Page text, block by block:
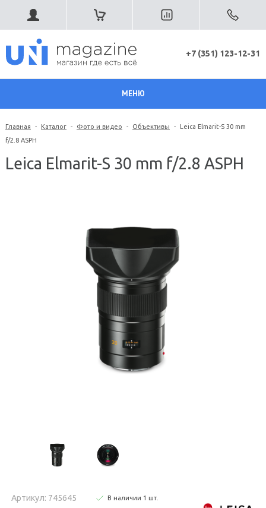
+7 (351) 123-12-31
МЕНЮ
Главная - Каталог - Фото и видео - Объективы -
Leica Elmarit-S 30 mm
f/2.8 ASPH
Leica Elmarit-S 30 mm f/2.8 ASPH
Артикул: 745645 В наличии 1 шт